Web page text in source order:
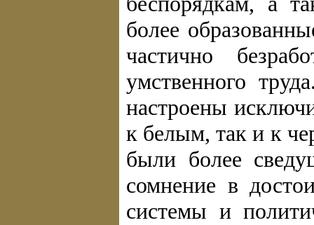
более
частично
умственного
настроены
к белым, так и к
были более
сомнение в
системы и